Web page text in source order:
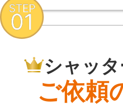
シャッ
ご依頼
STEP
01